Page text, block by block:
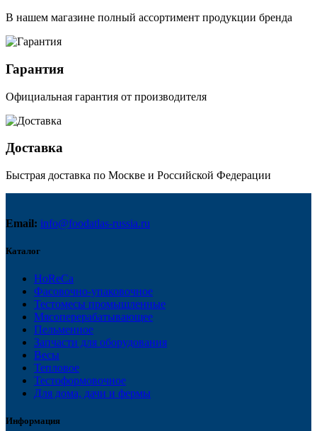
В нашем магазине полный ассортимент продукции бренда
Гарантия
Официальная гарантия от производителя
Доставка
Быстрая доставка по Москве и Российской Федерации
Email: info@foodatlas-russia.ru
Каталог
HoReCa
Фасовочно-упаковочное
Тестомесы промышленные
Мясоперерабатывающее
Пельменное
Запчасти для оборудования
Весы
Тепловое
Тестоформовочное
Для дома, дачи и фермы
Информация